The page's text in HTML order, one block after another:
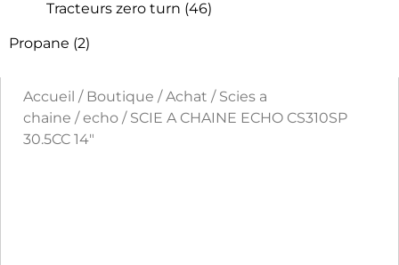
Tracteurs zero turn (46)
Propane (2)
Accueil / Boutique /Achat / Scies a
chaine /echo / SCIE A CHAINE ECHO CS310SP
30.5CC 14″